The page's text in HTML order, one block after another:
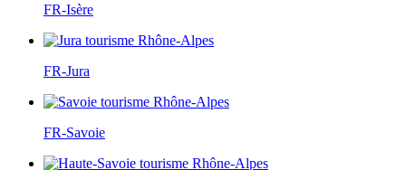
FR-Isère
FR-Jura
FR-Savoie